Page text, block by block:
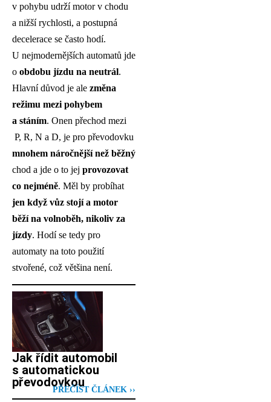
v pohybu udrží motor v chodu
a nižší rychlosti, a postupná
decelerace se často hodí.
U nejmodernějších automatů jde
o obdobu jízdu na neutrál.
Hlavní důvod je ale změna
režimu mezi pohybem
a stáním. Onen přechod mezi
P, R, N a D, je pro převodovku
mnohem náročnější než běžný
chod a jde o to jej provozovat
co nejméně. Měl by probíhat
jen když vůz stojí a motor
běží na volnoběh, nikoliv za
jízdy. Hodí se tedy pro
automaty na toto použití
stvořené, což většina není.
Jak řídit automobil
s automatickou
převodovkou
PŘEČÍST ČLÁNEK ››